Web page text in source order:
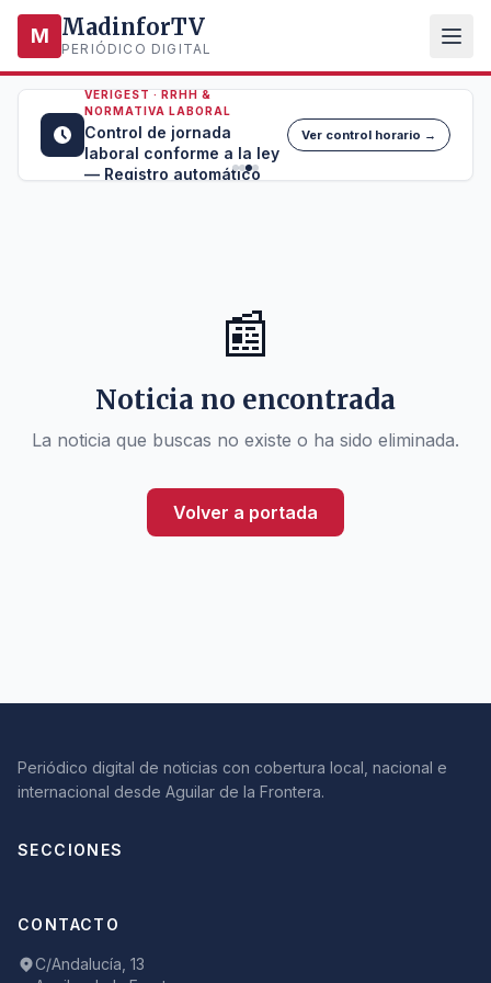
M MadinforTV
PERIÓDICO DIGITAL
VERIGEST · RRHH &
NORMATIVA LABORAL
Control de jornada
laboral conforme a la ley
— Registro automático
Ver control horario →
📰
Noticia no encontrada
La noticia que buscas no existe o ha sido eliminada.
Volver a portada
Periódico digital de noticias con cobertura local, nacional e
internacional desde Aguilar de la Frontera.
SECCIONES
CONTACTO
C/Andalucía, 13